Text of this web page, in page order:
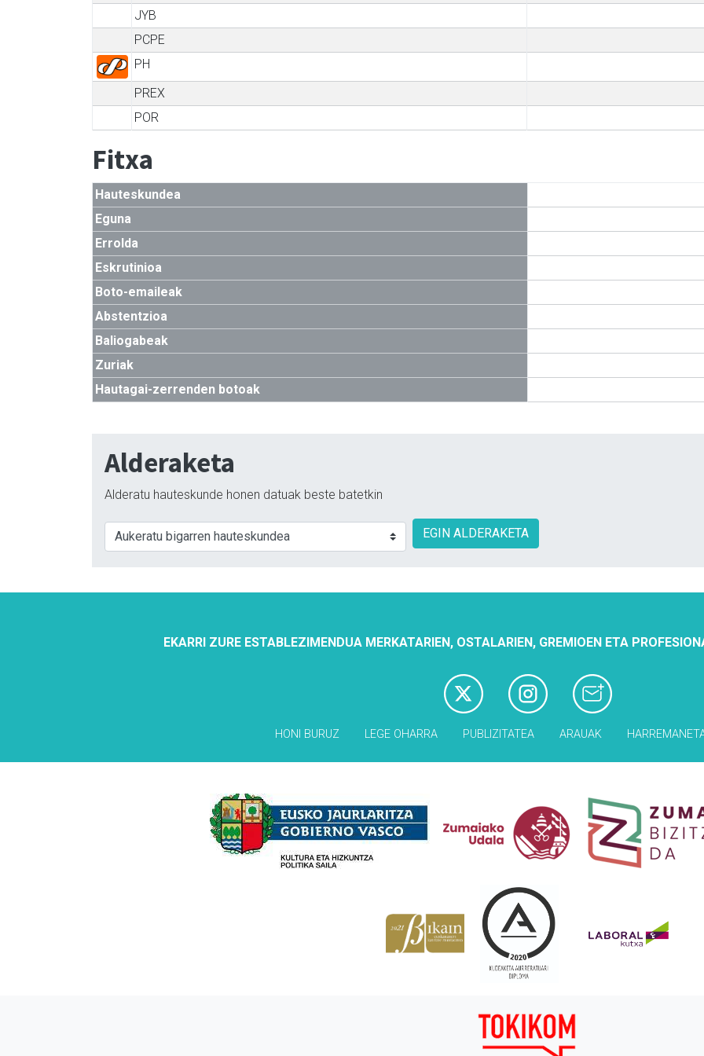
JYB
PCPE
PH
PREX
POR
Fitxa
Hauteskundea
Eguna
Errolda
Eskrutinioa
Boto-emaileak
Abstentzioa
Baliogabeak
Zuriak
Hautagai-zerrenden botoak
Alderaketa
Alderatu hauteskunde honen datuak beste batetkin
EGIN ALDERAKETA
EKARRI ZURE ESTABLEZIMENDUA MERKATARIEN, OSTALARIEN, GREMIOEN ETA
HONI BURUZ LEGE OHARRA PUBLIZITATEA ARAUAK